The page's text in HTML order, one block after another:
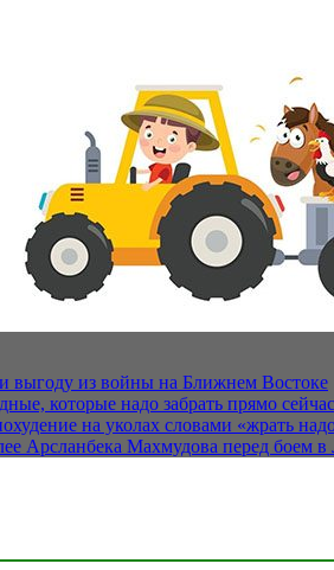
выгоду из войны на Ближнем Востоке
которые надо забрать прямо
на уколах словами «жрать
Арсланбека Махмудова перед боем